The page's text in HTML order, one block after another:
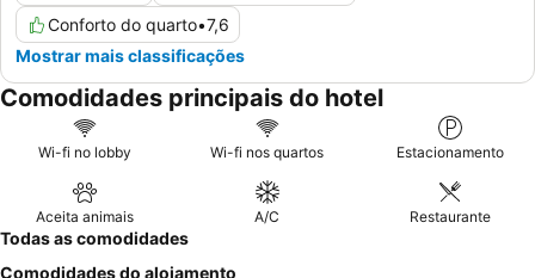
Conforto do quarto•7,6
Mostrar mais classificações
Comodidades principais do hotel
Wi-fi no lobby Wi-fi nos quartos Estacionamento
Aceita animais A/C Restaurante
Todas as comodidades
Comodidades do alojamento